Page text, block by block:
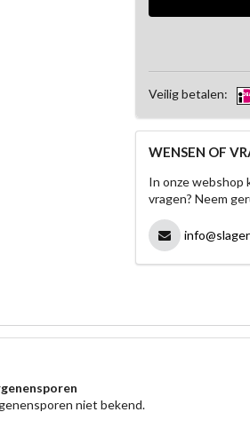
Veilig betalen:
WENSEN OF
In onze webshop
vragen? Neem
niet bekend.